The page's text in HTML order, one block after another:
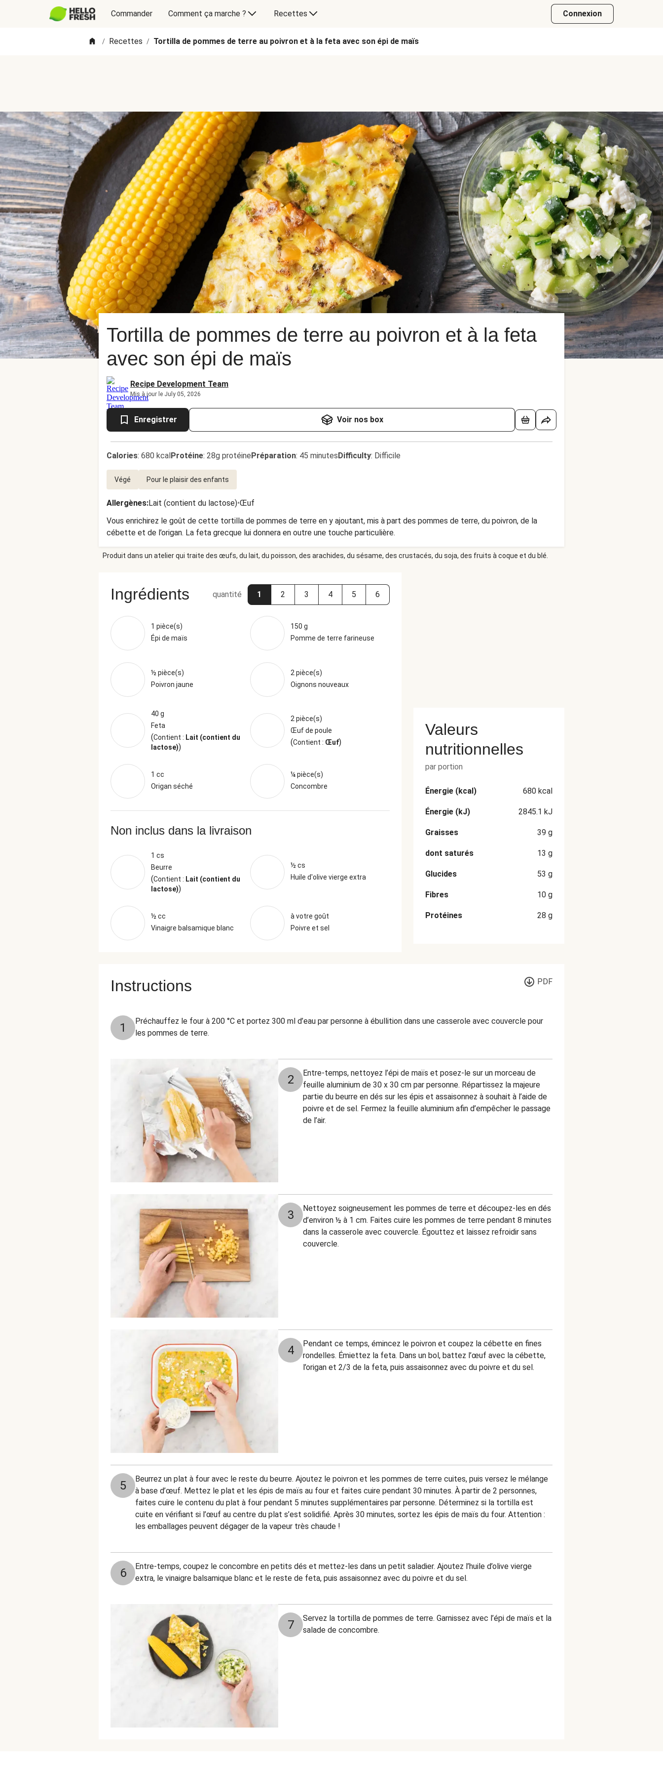
Commander Comment ça marche ? Recettes Connexion
/ Recettes / Tortilla de pommes de terre au poivron et à la feta avec son épi de maïs
Tortilla de pommes de terre au poivron et à la feta
avec son épi de maïs
Recipe Development Team
Mis à jour le July 05, 2026
Enregistrer Voir nos box
Calories: 680 kcalProtéine: 28g protéinePréparation: 45 minutesDifficulty: Difficile
Végé Pour le plaisir des enfants
Allergènes:Lait (contient du lactose)•Œuf
Vous enrichirez le goût de cette tortilla de pommes de terre en y ajoutant, mis à part des pommes de terre, du poivron, de la
cébette et de l’origan. La feta grecque lui donnera en outre une touche particulière.
Produit dans un atelier qui traite des œufs, du lait, du poisson, des arachides, du sésame, des crustacés, du soja, des fruits à coque et du blé.
Ingrédients quantité 1 2 3 4 5 6
1 pièce(s)
Épi de maïs
150 g
Pomme de terre farineuse
½ pièce(s)
Poivron jaune
2 pièce(s)
Oignons nouveaux
40 g
Feta
(Contient : Lait (contient du
lactose))
2 pièce(s)
Œuf de poule
(Contient : Œuf)
1 cc
Origan séché
¼ pièce(s)
Concombre
Non inclus dans la livraison
1 cs
Beurre
(Contient : Lait (contient du
lactose))
½ cs
Huile d'olive vierge extra
½ cc
Vinaigre balsamique blanc
à votre goût
Poivre et sel
Valeurs
nutritionnelles
par portion
Énergie (kcal) 680 kcal
Énergie (kJ) 2845.1 kJ
Graisses 39 g
dont saturés 13 g
Glucides 53 g
Fibres 10 g
Protéines 28 g
Instructions PDF
1
Préchauffez le four à 200 °C et portez 300 ml d’eau par personne à ébullition dans une casserole avec couvercle pour
les pommes de terre.
2
Entre-temps, nettoyez l’épi de maïs et posez-le sur un morceau de
feuille aluminium de 30 x 30 cm par personne. Répartissez la majeure
partie du beurre en dés sur les épis et assaisonnez à souhait à l’aide de
poivre et de sel. Fermez la feuille aluminium afin d’empêcher le passage
de l’air.
3
Nettoyez soigneusement les pommes de terre et découpez-les en dés
d’environ ½ à 1 cm. Faites cuire les pommes de terre pendant 8 minutes
dans la casserole avec couvercle. Égouttez et laissez refroidir sans
couvercle.
4
Pendant ce temps, émincez le poivron et coupez la cébette en fines
rondelles. Émiettez la feta. Dans un bol, battez l’œuf avec la cébette,
l’origan et 2/3 de la feta, puis assaisonnez avec du poivre et du sel.
5
Beurrez un plat à four avec le reste du beurre. Ajoutez le poivron et les pommes de terre cuites, puis versez le mélange
à base d’œuf. Mettez le plat et les épis de maïs au four et faites cuire pendant 30 minutes. À partir de 2 personnes,
faites cuire le contenu du plat à four pendant 5 minutes supplémentaires par personne. Déterminez si la tortilla est
cuite en vérifiant si l’œuf au centre du plat s’est solidifié. Après 30 minutes, sortez les épis de maïs du four. Attention :
les emballages peuvent dégager de la vapeur très chaude !
6
Entre-temps, coupez le concombre en petits dés et mettez-les dans un petit saladier. Ajoutez l’huile d’olive vierge
extra, le vinaigre balsamique blanc et le reste de feta, puis assaisonnez avec du poivre et du sel.
7
Servez la tortilla de pommes de terre. Garnissez avec l’épi de maïs et la
salade de concombre.